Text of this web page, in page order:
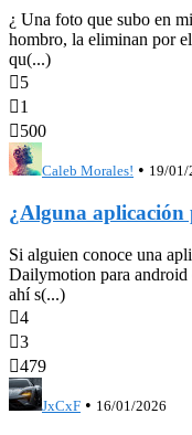
¿ Una foto que subo en
hombro, la eliminan por
qu(...)
5
1
500
Caleb Morales! • 19/01/
¿Alguna aplicación
Si alguien conoce una
Dailymotion para android
ahí s(...)
4
3
479
JxCxF • 16/01/2026